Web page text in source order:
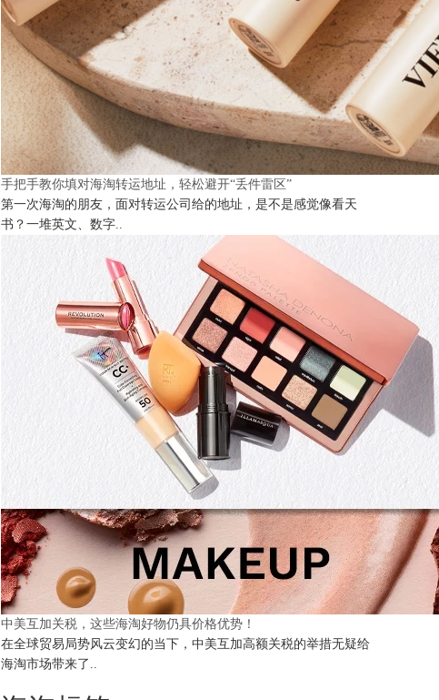
手把手教你填对海淘转运地址，轻松避开“丢件雷区”
第一次海淘的朋友，面对转运公司给的地址，是不是感觉像看天
书？一堆英文、数字..
中美互加关税，这些海淘好物仍具价格优势！
在全球贸易局势风云变幻的当下，中美互加高额关税的举措无疑给
海淘市场带来了..